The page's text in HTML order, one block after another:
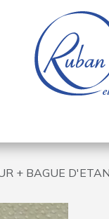
+ BAGUE